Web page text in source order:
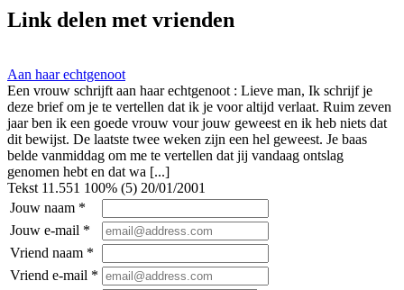
Link delen met vrienden
Aan haar echtgenoot
Een vrouw schrijft aan haar echtgenoot : Lieve man, Ik schrijf je
deze brief om je te vertellen dat ik je voor altijd verlaat. Ruim zeven
jaar ben ik een goede vrouw vour jouw geweest en ik heb niets dat
dit bewijst. De laatste twee weken zijn een hel geweest. Je baas
belde vanmiddag om me te vertellen dat jij vandaag ontslag
genomen hebt en dat wa [...]
Tekst 11.551 100% (5) 20/01/2001
Jouw naam *
Jouw e-mail *
Vriend naam *
Vriend e-mail *